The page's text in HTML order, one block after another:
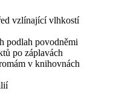
vzlínající vlhkostí
podlah povodněmi
po záplavách
v knihovnách